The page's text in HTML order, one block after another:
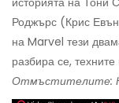
Роджърс (Крис
на Marvel тези
разбира се,
Отмъстителите: